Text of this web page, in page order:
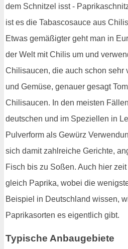
dem Schnitzel isst -
ist es die Tabascosauce aus
Etwas gemäßigter geht man in
der Welt mit Chilis um und
Chilisaucen, die auch schon sehr
und Gemüse, genauer gesagt
Chilisaucen. In den meisten
deutschen und im Speziellen in
Pulverform als Gewürz
sich damit zahlreiche Gerichte,
Fisch bis zu Soßen. Auch hier
gleich Paprika, wobei die
Beispiel in Deutschland wissen,
Paprikasorten es eigentlich gibt.
Typische Anbaugebiete